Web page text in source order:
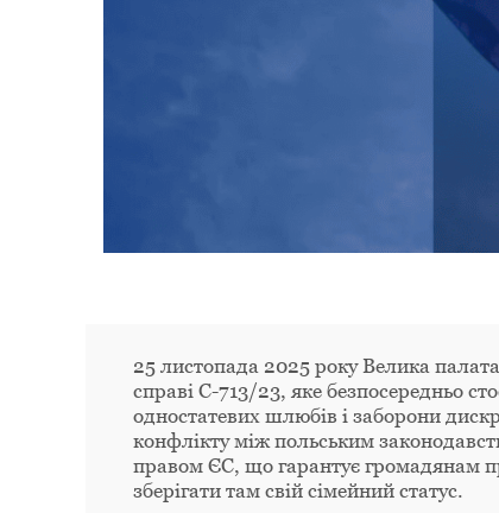
25 листопада 2025 року Велика
справі C-713/23, яке безпосередньо
одностатевих шлюбів і заборони
конфлікту між польським
правом ЄС, що гарантує громадянам
зберігати там свій сімейний статус.